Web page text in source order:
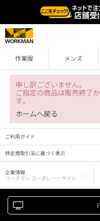
作業服 メンズ
申し訳ございません。
ご指定の商品は販売終了
す。
ホームへ戻る
ご利用ガイド
特定商取引法に基づく表示
企業情報
ワークマン コーポレートサイト